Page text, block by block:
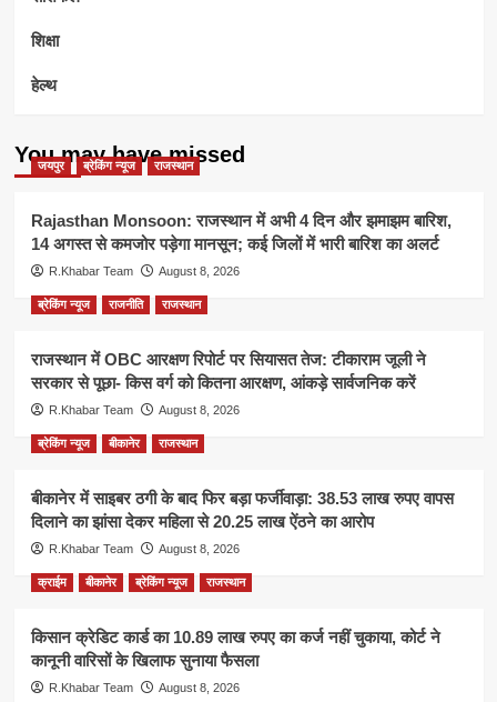
शिक्षा
हेल्थ
You may have missed
जयपुर ब्रेकिंग न्यूज राजस्थान
Rajasthan Monsoon: राजस्थान में अभी 4 दिन और झमाझम बारिश,
14 अगस्त से कमजोर पड़ेगा मानसून; कई जिलों में भारी बारिश का अलर्ट
R.Khabar Team August 8, 2026
ब्रेकिंग न्यूज राजनीति राजस्थान
राजस्थान में OBC आरक्षण रिपोर्ट पर सियासत तेज: टीकाराम जूली ने
सरकार से पूछा- किस वर्ग को कितना आरक्षण, आंकड़े सार्वजनिक करें
R.Khabar Team August 8, 2026
ब्रेकिंग न्यूज बीकानेर राजस्थान
बीकानेर में साइबर ठगी के बाद फिर बड़ा फर्जीवाड़ा: 38.53 लाख रुपए वापस
दिलाने का झांसा देकर महिला से 20.25 लाख ऐंठने का आरोप
R.Khabar Team August 8, 2026
क्राईम बीकानेर ब्रेकिंग न्यूज राजस्थान
किसान क्रेडिट कार्ड का 10.89 लाख रुपए का कर्ज नहीं चुकाया, कोर्ट ने
कानूनी वारिसों के खिलाफ सुनाया फैसला
R.Khabar Team August 8, 2026